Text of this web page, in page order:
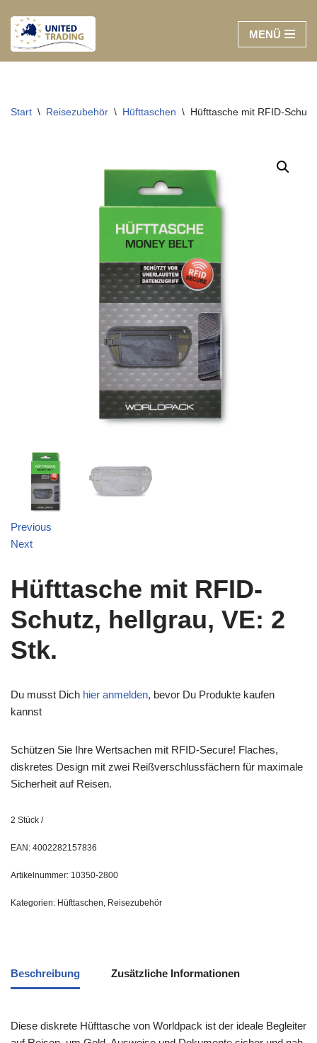
Zum
Inhalt
MENÜ
Start \ Reisezubehör \ Hüfttaschen \ Hüfttasche mit RFID-
Previous
Next
Hüfttasche mit RFID-
Schutz, hellgrau, VE: 2
Stk.
Du musst Dich hier anmelden, bevor Du Produkte kaufen
kannst
Schützen Sie Ihre Wertsachen mit RFID-Secure! Flaches,
diskretes Design mit zwei Reißverschlussfächern für maximale
Sicherheit auf Reisen.
2 Stück /
EAN: 4002282157836
Artikelnummer: 10350-2800
Kategorien: Hüfttaschen, Reisezubehör
Beschreibung Zusätzliche Informationen
Diese diskrete Hüfttasche von Worldpack ist der ideale Begleiter